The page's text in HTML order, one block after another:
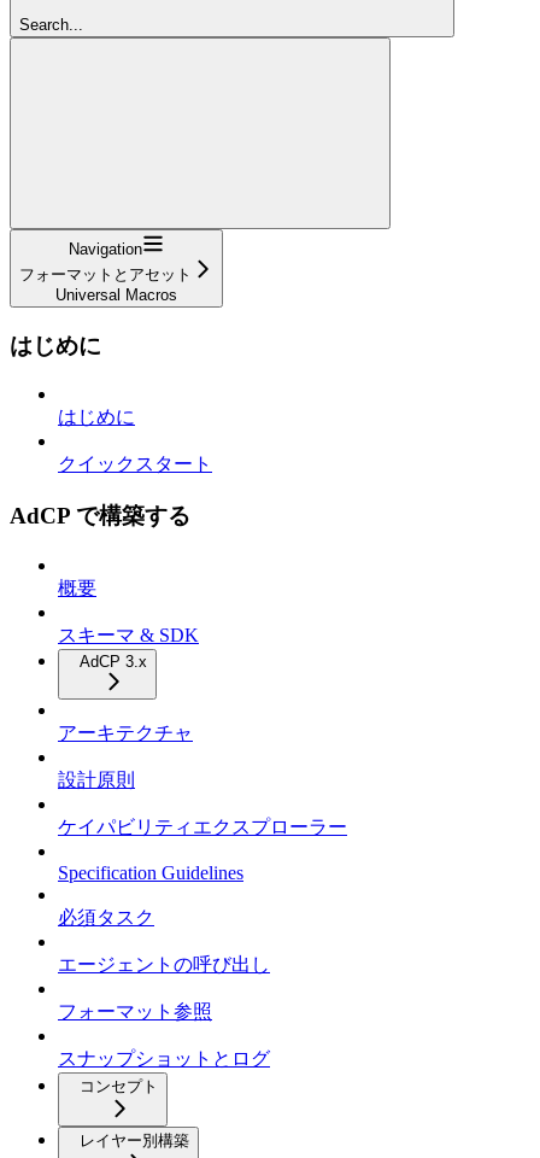
Search...
Navigation
フォーマットとアセット
Universal Macros
はじめに
はじめに
クイックスタート
AdCP で構築する
概要
スキーマ & SDK
AdCP 3.x
アーキテクチャ
設計原則
ケイパビリティエクスプローラー
Specification Guidelines
必須タスク
エージェントの呼び出し
フォーマット参照
スナップショットとログ
コンセプト
レイヤー別構築